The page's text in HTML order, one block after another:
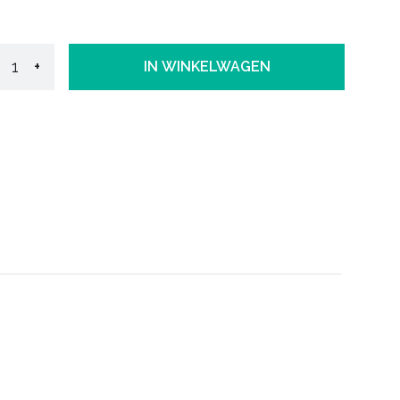
+ IN WINKELWAGEN